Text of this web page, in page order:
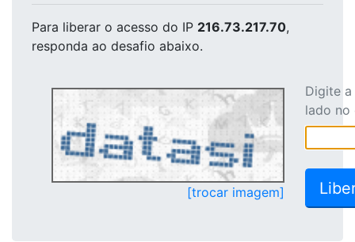
Para liberar o acesso do IP 216.73.217.70,
responda ao desafio abaixo.
[trocar imagem]
Digite
lado no